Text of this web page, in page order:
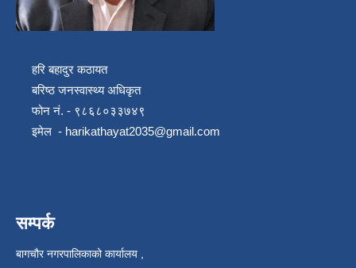
हरि बहादुर कठायत
बरिष्ठ जनस्वास्थ्य अधिकृत
फोन नं. - ९८६८०३३७४९
इमेल - harikathayat2035@gmail.com
सम्पर्क
बागचौर नगरपालिकाको कार्यालय ,